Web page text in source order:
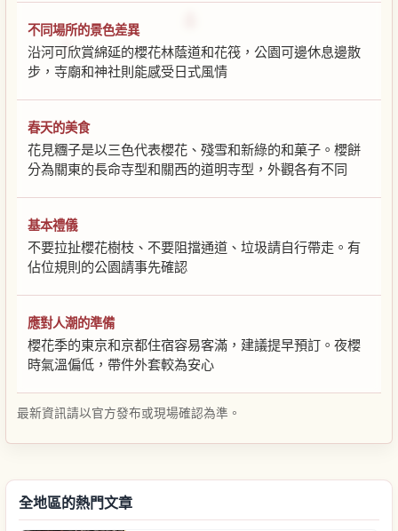
不同場所的景色差異
沿河可欣賞綿延的櫻花林蔭道和花筏，公園可邊休息邊散
步，寺廟和神社則能感受日式風情
春天的美食
花見糰子是以三色代表櫻花、殘雪和新綠的和菓子。櫻餅
分為關東的長命寺型和關西的道明寺型，外觀各有不同
基本禮儀
不要拉扯櫻花樹枝、不要阻擋通道、垃圾請自行帶走。有
佔位規則的公園請事先確認
應對人潮的準備
櫻花季的東京和京都住宿容易客滿，建議提早預訂。夜櫻
時氣溫偏低，帶件外套較為安心
最新資訊請以官方發布或現場確認為準。
全地區的熱門文章